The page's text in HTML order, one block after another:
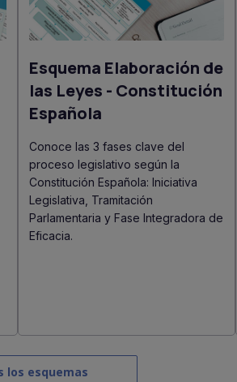
Esquema Elaboración de
las Leyes - Constitución
Española
Conoce las 3 fases clave del
proceso legislativo según la
Constitución Española: Iniciativa
Legislativa, Tramitación
Parlamentaria y Fase Integradora de
Eficacia.
los esquemas